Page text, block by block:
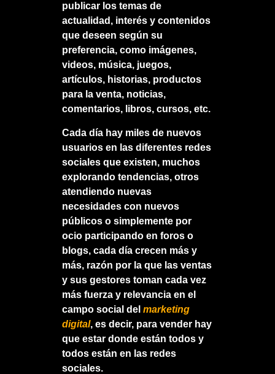
publicar los temas de
actualidad, interés y contenidos
que deseen según su
preferencia, como imágenes,
videos, música, juegos,
artículos, historias, productos
para la venta, noticias,
comentarios, libros, cursos, etc.
Cada día hay miles de nuevos
usuarios en las diferentes redes
sociales que existen, muchos
explorando tendencias, otros
atendiendo nuevas
necesidades con nuevos
públicos o simplemente por
ocio participando en foros o
blogs, cada día crecen más y
más, razón por la que las ventas
y sus gestores toman cada vez
más fuerza y relevancia en el
campo social delmarketing
digital, es decir, para vender hay
que estar donde están todos y
todos están en las redes
sociales.